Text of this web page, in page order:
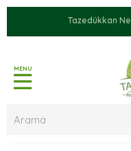
Tazedükkan
MENU